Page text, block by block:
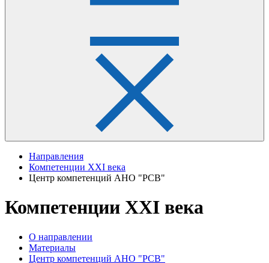
Направления
Компетенции XXI века
Центр компетенций АНО "РСВ"
Компетенции XXI века
О направлении
Материалы
Центр компетенций АНО "РСВ"